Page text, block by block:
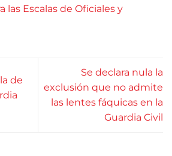
las Escalas de Oficiales y
de
Se declara nula la
exclusión que no admite
las lentes fáquicas en la
Guardia Civil